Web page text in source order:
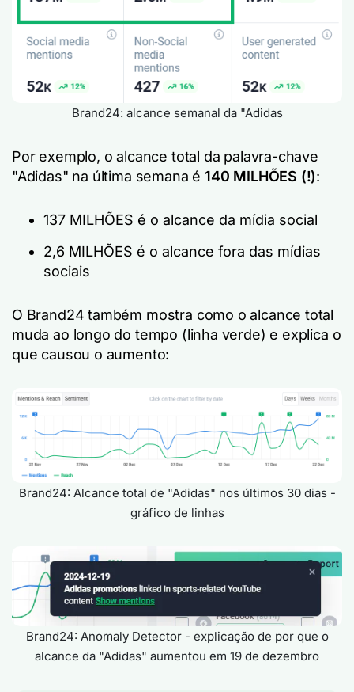
Brand24: alcance semanal da "Adidas
Por exemplo, o alcance total da palavra-chave
"Adidas" na última semana é 140 MILHÕES (!):
137 MILHÕES é o alcance da mídia social
2,6 MILHÕES é o alcance fora das mídias
sociais
O Brand24 também mostra como o alcance total
muda ao longo do tempo (linha verde) e explica o
que causou o aumento:
Brand24: Alcance total de "Adidas" nos últimos 30 dias -
gráfico de linhas
Brand24: Anomaly Detector - explicação de por que o
alcance da "Adidas" aumentou em 19 de dezembro